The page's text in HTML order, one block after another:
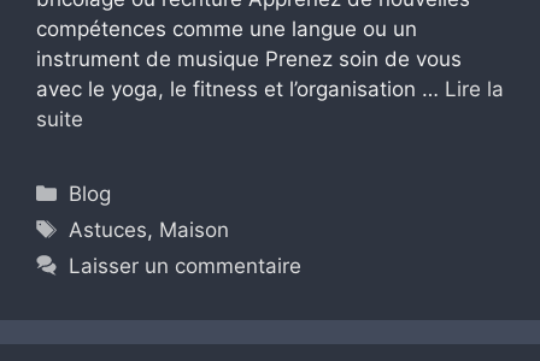
compétences comme une langue ou un
instrument de musique Prenez soin de vous
avec le yoga, le fitness et l’organisation … Lire la
suite
Catégories
Blog
Étiquettes
Astuces, Maison
Laisser un commentaire